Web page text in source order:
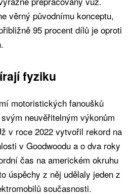
věrný původnímu konceptu,
95 procent dílů je oproti
fyziku
motoristických fanoušků
neuvěřitelným výkonům
v roce 2022 vytvořil rekord na
v Goodwoodu a o dva roky
čas na americkém okruhu
úspěchy z něj udělaly jeden z
současnosti.